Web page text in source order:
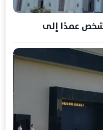
بقتل شخص عمدًا إلى